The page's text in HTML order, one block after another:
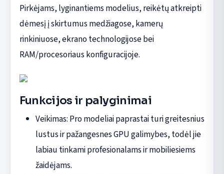
Pirkėjams, lyginantiems modelius, reikėtų atkreipti
dėmesį į skirtumus medžiagose, kamerų
rinkiniuose, ekrano technologijose bei
RAM/procesoriaus konfiguracijoje.
Funkcijos ir palyginimai
Veikimas: Pro modeliai paprastai turi greitesnius
lustus ir pažangesnes GPU galimybes, todėl jie
labiau tinkami profesionalams ir mobiliesiems
žaidėjams.